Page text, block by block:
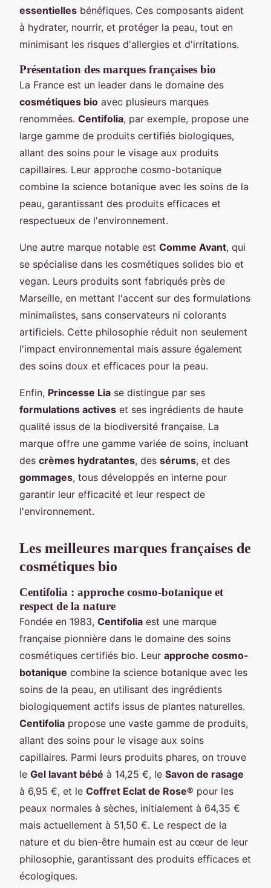
essentielles bénéfiques. Ces composants aident
à hydrater, nourrir, et protéger la peau, tout en
minimisant les risques d'allergies et d'irritations.
Présentation des marques françaises bio
La France est un leader dans le domaine des
cosmétiques bio avec plusieurs marques
renommées. Centifolia, par exemple, propose une
large gamme de produits certifiés biologiques,
allant des soins pour le visage aux produits
capillaires. Leur approche cosmo-botanique
combine la science botanique avec les soins de la
peau, garantissant des produits efficaces et
respectueux de l'environnement.
Une autre marque notable est Comme Avant, qui
se spécialise dans les cosmétiques solides bio et
vegan. Leurs produits sont fabriqués près de
Marseille, en mettant l'accent sur des formulations
minimalistes, sans conservateurs ni colorants
artificiels. Cette philosophie réduit non seulement
l'impact environnemental mais assure également
des soins doux et efficaces pour la peau.
Enfin, Princesse Lia se distingue par ses
formulations actives et ses ingrédients de haute
qualité issus de la biodiversité française. La
marque offre une gamme variée de soins, incluant
des crèmes hydratantes, des sérums, et des
gommages, tous développés en interne pour
garantir leur efficacité et leur respect de
l'environnement.
Les meilleures marques françaises de
cosmétiques bio
Centifolia : approche cosmo-botanique et
respect de la nature
Fondée en 1983, Centifolia est une marque
française pionnière dans le domaine des soins
cosmétiques certifiés bio. Leur approche cosmo-
botanique combine la science botanique avec les
soins de la peau, en utilisant des ingrédients
biologiquement actifs issus de plantes naturelles.
Centifolia propose une vaste gamme de produits,
allant des soins pour le visage aux soins
capillaires. Parmi leurs produits phares, on trouve
le Gel lavant bébé à 14,25 €, le Savon de rasage
à 6,95 €, et le Coffret Eclat de Rose® pour les
peaux normales à sèches, initialement à 64,35 €
mais actuellement à 51,50 €. Le respect de la
nature et du bien-être humain est au cœur de leur
philosophie, garantissant des produits efficaces et
écologiques.